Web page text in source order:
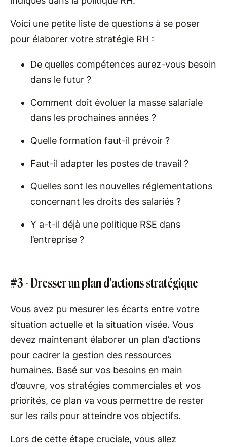
Voici une petite liste de questions à se poser
pour élaborer votre stratégie RH :
De quelles compétences aurez-vous besoin
dans le futur ?
Comment doit évoluer la masse salariale
dans les prochaines années ?
Quelle formation faut-il prévoir ?
Faut-il adapter les postes de travail ?
Quelles sont les nouvelles réglementations
concernant les droits des salariés ?
Y a-t-il déjà une politique RSE dans
l’entreprise ?
#3 - Dresser un plan d’actions stratégique
Vous avez pu mesurer les écarts entre votre
situation actuelle et la situation visée. Vous
devez maintenant élaborer un plan d’actions
pour cadrer la gestion des ressources
humaines. Basé sur vos besoins en main
d’œuvre, vos stratégies commerciales et vos
priorités, ce plan va vous permettre de rester
sur les rails pour atteindre vos objectifs.
Lors de cette étape cruciale, vous allez